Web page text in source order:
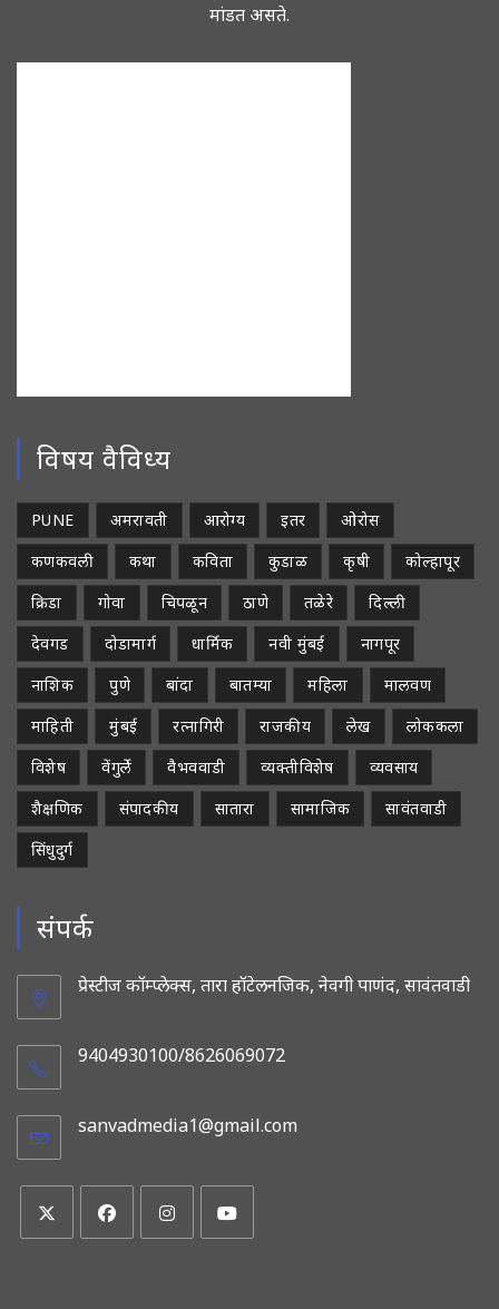
मांडत असते.
विषय वैविध्य
PUNE अमरावती आरोग्य इतर
ओरोस
कणकवली
कथा कविता कुडाळ कृषी
कोल्हापूर
क्रिडा
गोवा चिपळून ठाणे तळेरे
दिल्ली
देवगड
दोडामार्ग धार्मिक नवी मुंबई
नागपूर
नाशिक
पुणे बांदा बातम्या महिला
मालवण
माहिती
मुंबई रत्नागिरी राजकीय लेख
लोककला
विशेष
वेंगुर्ले वैभववाडी व्यक्तीविशेष
व्यवसाय
शैक्षणिक
संपादकीय सातारा सामाजिक
सावंतवाडी
सिंधुदुर्ग
संपर्क
प्रेस्टीज कॉम्प्लेक्स, तारा हॉटेलनजिक, नेवगी पाणंद, सावंतवाडी
9404930100/8626069072
sanvadmedia1@gmail.com